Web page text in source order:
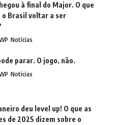
à final do Major. O que
Brasil voltar a ser
Notícias
parar. O jogo, não.
Notícias
deu level up! O que as
de 2025 dizem sobre o